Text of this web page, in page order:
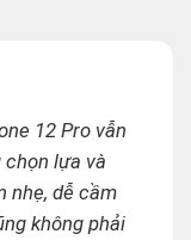
12 Pro vẫn
lựa và
nhẹ, dễ cầm
không phải